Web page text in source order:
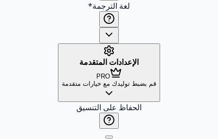
لغة الترجمة*
الإعدادات المتقدمة
PRO
قم بضبط توليدك مع خيارات متقدمة
الحفاظ على التنسيق